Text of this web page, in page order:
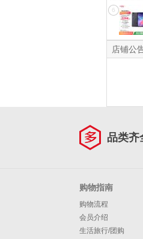
6
店铺公
品类齐
购物指南
购物流程
会员介绍
生活旅行/团购